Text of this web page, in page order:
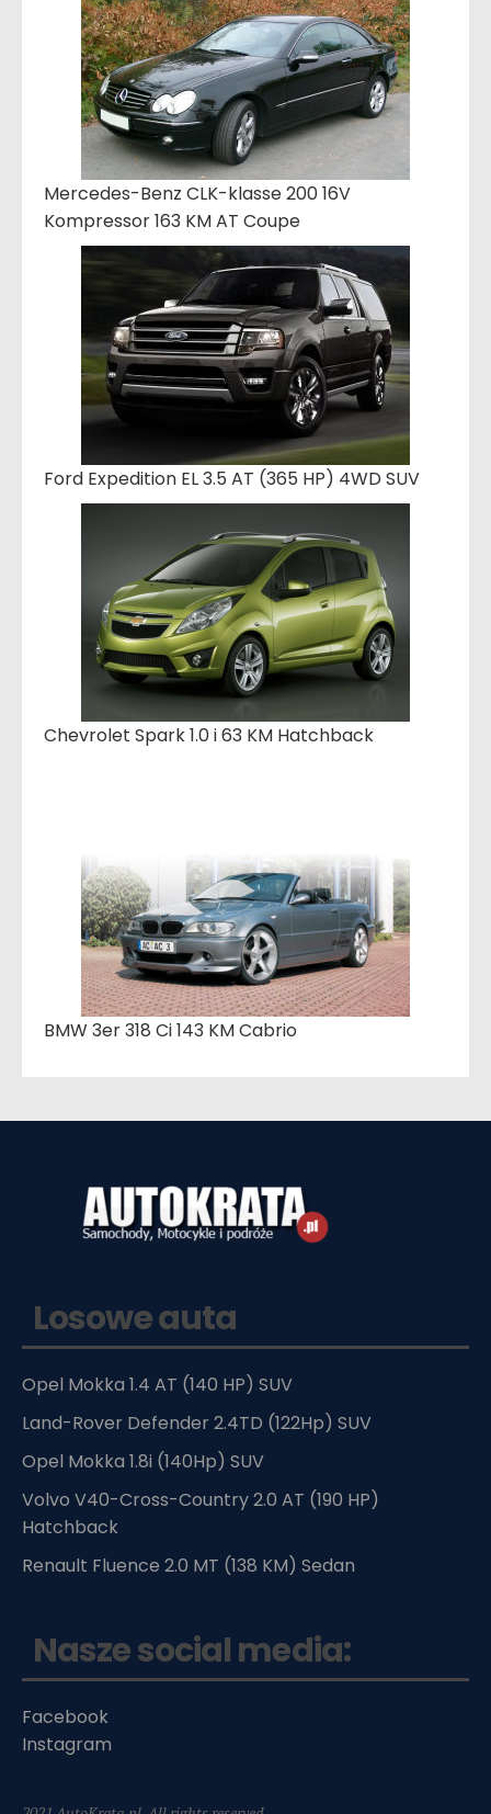
Mercedes-Benz CLK-klasse 200 16V
Kompressor 163 KM AT Coupe
Ford Expedition EL 3.5 AT (365 HP) 4WD SUV
Chevrolet Spark 1.0 i 63 KM Hatchback
BMW 3er 318 Ci 143 KM Cabrio
Losowe auta
Opel Mokka 1.4 AT (140 HP) SUV
Land-Rover Defender 2.4TD (122Hp) SUV
Opel Mokka 1.8i (140Hp) SUV
Volvo V40-Cross-Country 2.0 AT (190 HP)
Hatchback
Renault Fluence 2.0 MT (138 KM) Sedan
Nasze social media:
Facebook
Instagram